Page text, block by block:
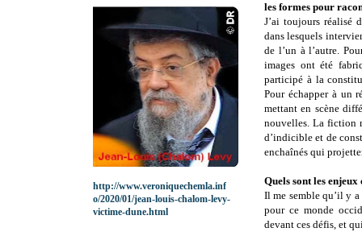
les formes pour
J’ai toujours réalisé
dans lesquels
de l’un à l’autre.
images ont été
participé à la
Pour échapper à un
mettant en scène
nouvelles. La fiction
d’indicible et de
enchaînés qui
Quels sont les
Il me semble qu’il y
pour ce monde
devant ces défis, et
http://www.veroniquechemla.inf
o/2020/01/jean-louis-chalom-levy-
victime-dune.html